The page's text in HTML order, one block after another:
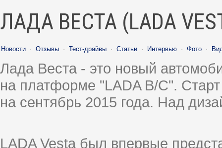
ЛАДА ВЕСТА (LADA
Новости · Отзывы · Тест-драйвы · Статьи · Интервью · Фото ·
Лада Веста - это новый
на платформе "LADA B/C".
на сентябрь 2015 года. Над
LADA Vesta был впервые